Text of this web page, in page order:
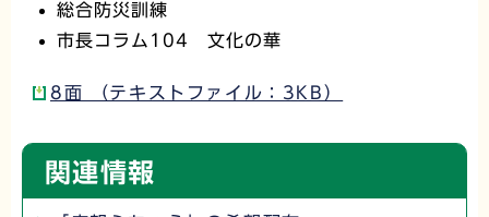
総合防災訓練
市長コラム104 文化の華
8面 （テキストファイル：3KB）
関連情報